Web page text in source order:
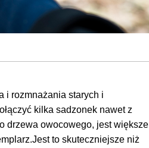
i rozmnażania starych i
kilka sadzonek nawet z
drzewa owocowego, jest większe
to skuteczniejsze niż